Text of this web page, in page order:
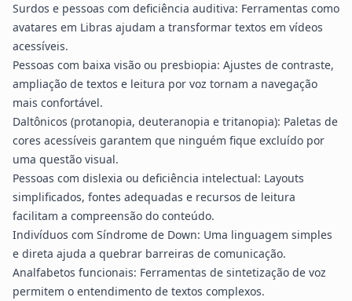
Surdos e pessoas com deficiência auditiva: Ferramentas como
avatares em Libras ajudam a transformar textos em vídeos
acessíveis.
Pessoas com baixa visão ou presbiopia: Ajustes de contraste,
ampliação de textos e leitura por voz tornam a navegação
mais confortável.
Daltônicos (protanopia, deuteranopia e tritanopia): Paletas de
cores acessíveis garantem que ninguém fique excluído por
uma questão visual.
Pessoas com dislexia ou deficiência intelectual: Layouts
simplificados, fontes adequadas e recursos de leitura
facilitam a compreensão do conteúdo.
Indivíduos com Síndrome de Down: Uma linguagem simples
e direta ajuda a quebrar barreiras de comunicação.
Analfabetos funcionais: Ferramentas de sintetização de voz
permitem o entendimento de textos complexos.